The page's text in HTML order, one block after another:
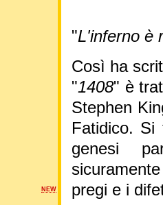
"L'inferno è
Così ha
"1408" è
Stephen
Fatidico.
genesi
pregi e i
NEW